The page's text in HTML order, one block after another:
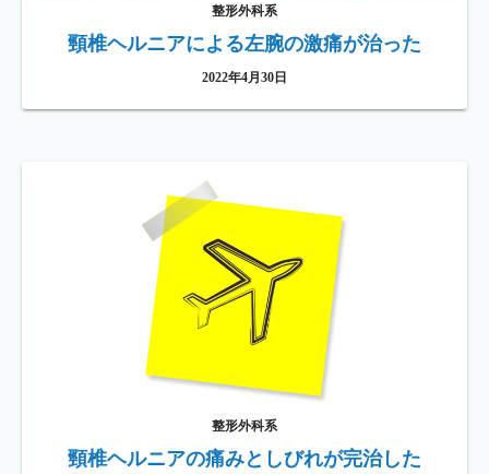
整形外科系
頸椎ヘルニアによる左腕の激痛が治った
2022年4月30日
整形外科系
頸椎ヘルニアの痛みとしびれが完治した